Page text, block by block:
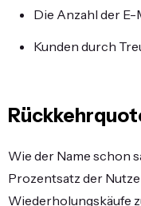
Die Anzahl der
Kunden durch
Wie der Name schon
Prozentsatz der
Wiederholungskäufe